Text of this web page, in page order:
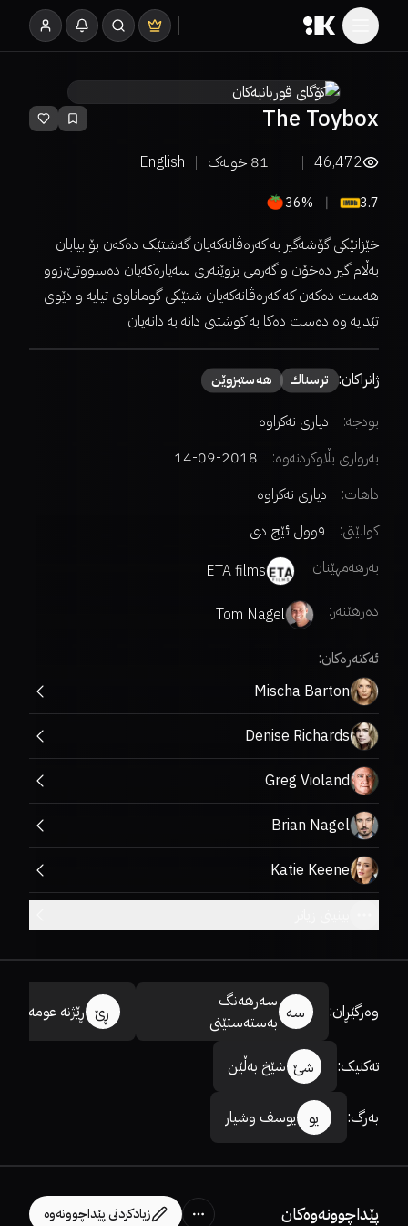
The Toybox
46,472
81 خولەک English
3.7
36%
خێزانێکی گۆشەگیر بە کەرەڤانەکەیان گەشتێک دەکەن بۆ بیابان
بەڵام گیر دەخۆن و گەرمی بزوێنەری سەیارەکەیان دەسووتێ،زوو
هەست دەکەن کە کەرەڤانەکەیان شتێکی گوماناوی تیایە و دێوی
تێدایە وە دەست دەکا بە کوشتنی دانە بە دانەیان
ژانراکان: ترسناك هەستبزوێن
بودجە:
دیاری نەکراوە
بەرواری بڵاوکردنەوە:
2018-09-14
داهات:
دیاری نەکراوە
کوالێتی:
فوول ئێچ دی
بەرهەمهێنان:
ETA films
دەرهێنەر:
Tom Nagel
ئەکتەرەکان:
Mischa Barton
Denise Richards
Greg Violand
Brian Nagel
Katie Keene
وەرگێڕان: سە
سەرهەنگ
بەستەستێنی
ڕێ ڕێژنە عومەر
تەکنیک: شێ شێخ بەڵێن
بەرگ: یو یوسف وشیار
پێداچوونەوەکان زیادکردنی پێداچوونەوە